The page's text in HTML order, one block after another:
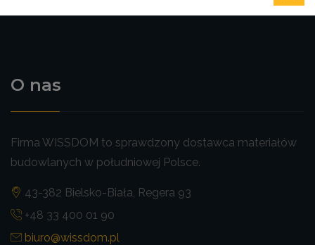
O nas
Firma WISSDOM to sprawdzony dostawca materiałów
budowlanych w południowej Polsce.
43-382 Bielsko-Biała, Regera 93
+48 33 400 01 90
biuro@wissdom.pl